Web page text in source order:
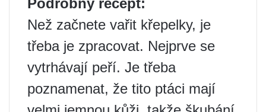
Podrobný recept:
Než začnete vařit křepelky, je
třeba je zpracovat. Nejprve se
vytrhávají peří. Je třeba
poznamenat, že tito ptáci mají